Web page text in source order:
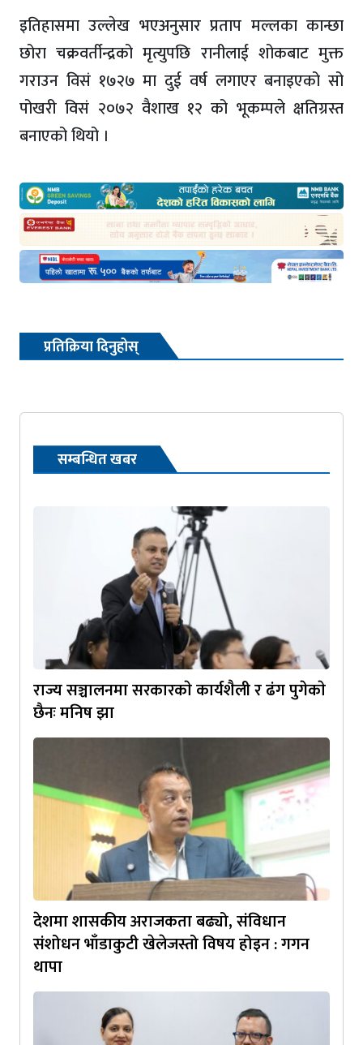
इतिहासमा उल्लेख भएअनुसार प्रताप मल्लका कान्छा
छोरा चक्रवर्तीन्द्रको मृत्युपछि रानीलाई शोकबाट मुक्त
गराउन विसं १७२७ मा दुई वर्ष लगाएर बनाइएको सो
पोखरी विसं २०७२ वैशाख १२ को भूकम्पले क्षतिग्रस्त
बनाएको थियो ।
प्रतिक्रिया दिनुहोस्
सम्बन्धित खबर
राज्य सञ्चालनमा सरकारकाे कार्यशैली र ढंग पुगेकाे
छैनः मनिष झा
देशमा शासकीय अराजकता बढ्यो, संविधान
संशोधन भाँडाकुटी खेलेजस्तो विषय होइन : गगन
थापा